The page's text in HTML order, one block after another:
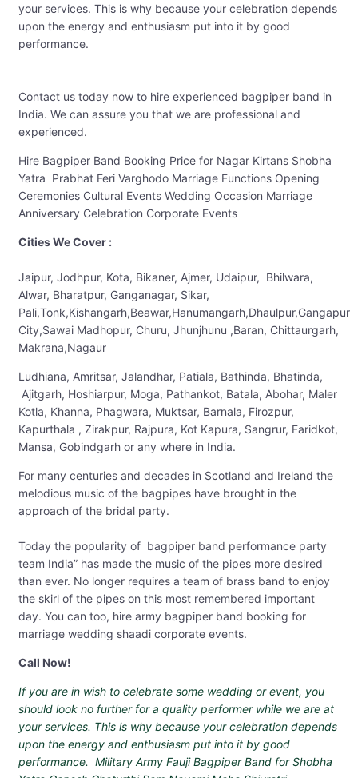
your services. This is why because your celebration depends
upon the energy and enthusiasm put into it by good
performance.
Contact us today now to hire experienced bagpiper band in
India. We can assure you that we are professional and
experienced.
Hire Bagpiper Band Booking Price for Nagar Kirtans Shobha
Yatra Prabhat Feri Varghodo Marriage Functions Opening
Ceremonies Cultural Events Wedding Occasion Marriage
Anniversary Celebration Corporate Events
Cities We Cover :
Jaipur, Jodhpur, Kota, Bikaner, Ajmer, Udaipur, Bhilwara,
Alwar, Bharatpur, Ganganagar, Sikar,
Pali,Tonk,Kishangarh,Beawar,Hanumangarh,Dhaulpur,Gangapur
City,Sawai Madhopur, Churu, Jhunjhunu ,Baran, Chittaurgarh,
Makrana,Nagaur
Ludhiana, Amritsar, Jalandhar, Patiala, Bathinda, Bhatinda,
Ajitgarh, Hoshiarpur, Moga, Pathankot, Batala, Abohar, Maler
Kotla, Khanna, Phagwara, Muktsar, Barnala, Firozpur,
Kapurthala , Zirakpur, Rajpura, Kot Kapura, Sangrur, Faridkot,
Mansa, Gobindgarh or any where in India.
For many centuries and decades in Scotland and Ireland the
melodious music of the bagpipes have brought in the
approach of the bridal party.
Today the popularity of bagpiper band performance party
team India” has made the music of the pipes more desired
than ever. No longer requires a team of brass band to enjoy
the skirl of the pipes on this most remembered important
day. You can too, hire army bagpiper band booking for
marriage wedding shaadi corporate events.
Call Now!
If you are in wish to celebrate some wedding or event, you
should look no further for a quality performer while we are at
your services. This is why because your celebration depends
upon the energy and enthusiasm put into it by good
performance. Military Army Fauji Bagpiper Band for Shobha